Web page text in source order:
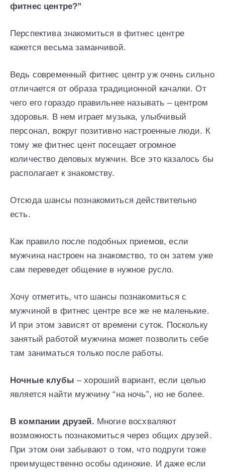
фитнес центре?”
Перспектива знакомиться в фитнес центре
кажется весьма заманчивой.
Ведь современный фитнес центр уж очень сильно
отличается от образа традиционной качалки. От
чего его гораздо правильнее называть – центром
здоровья. В нем играет музыка, улыбчивый
персонал, вокруг позитивно настроенные люди. К
тому же фитнес цент посещает огромное
количество деловых мужчин. Все это казалось бы
располагает к знакомству.
Отсюда шансы познакомиться действительно
есть.
Как правило после подобных приемов, если
мужчина настроен на знакомство, то он затем уже
сам переведет общение в нужное русло.
Хочу отметить, что шансы познакомиться с
мужчиной в фитнес центре все же не маленькие.
И при этом зависят от времени суток. Поскольку
занятый работой мужчина может позволить себе
там заниматься только после работы.
Ночные клубы – хороший вариант, если целью
является найти мужчину “на ночь”, но не более.
В компании друзей. Многие восхваляют
возможность познакомиться через общих друзей.
При этом они забывают о том, что подруги тоже
преимущественно особы одинокие. И даже если